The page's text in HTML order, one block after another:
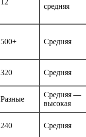
средняя
500+ Средняя
320 Средняя
Разные
Средняя —
высокая
240 Средняя